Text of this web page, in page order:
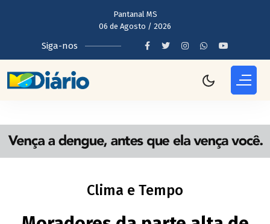
Pantanal MS
06 de Agosto / 2026
Siga-nos
Clima e Tempo